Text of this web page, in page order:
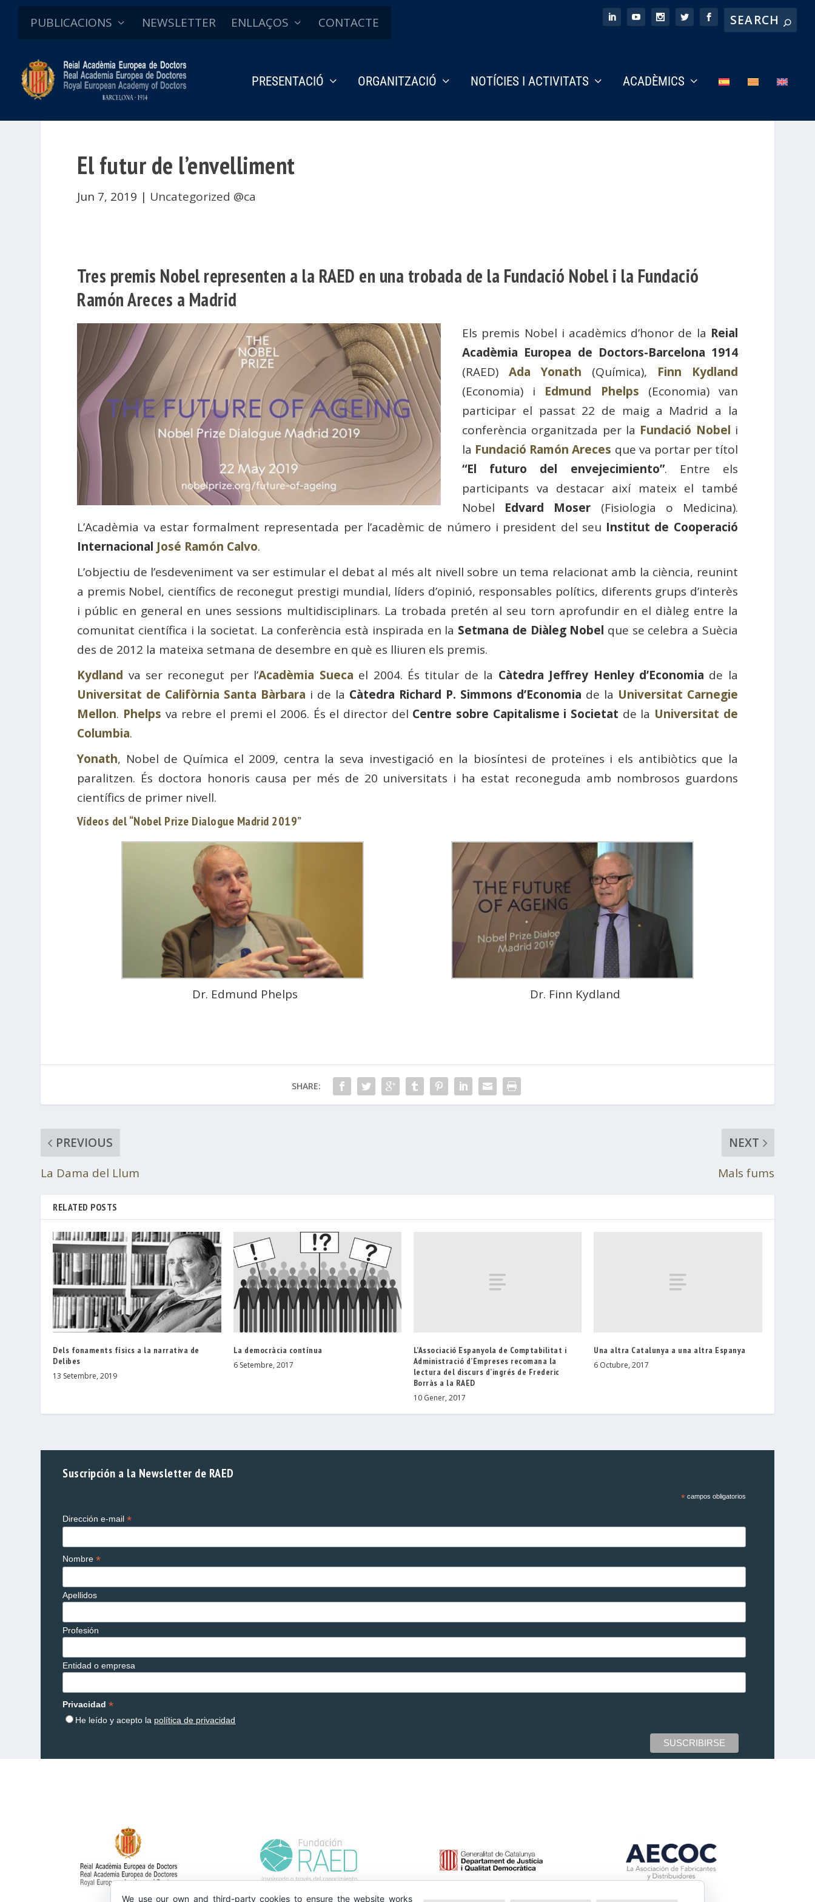
PUBLICACIONS NEWSLETTER ENLLAÇOS CONTACTE
PRESENTACIÓ ORGANITZACIÓ NOTÍCIES I ACTIVITATS ACADÈMICS
El futur de l’envelliment
Jun 7, 2019 | Uncategorized @ca
Tres premis Nobel representen a la RAED en una trobada de la Fundació Nobel i la Fundació
Ramón Areces a Madrid
Els premis Nobel i acadèmics d’honor de la Reial
Acadèmia Europea de Doctors-Barcelona 1914
(RAED)Ada Yonath (Química), Finn Kydland
(Economia) i Edmund Phelps
(Economia) van
participar el passat 22 de maig a Madrid a la
conferència organitzada per la Fundació Nobel i
la Fundació Ramón Areces que va portar per títol
“El futuro del envejecimiento”. Entre els
participants va destacar així mateix el també
Nobel Edvard Moser (Fisiologia o Medicina).
L’Acadèmia va estar formalment representada per l’acadèmic de número i president del seu Institut de Cooperació
Internacional José Ramón Calvo.
L’objectiu de l’esdeveniment va ser estimular el debat al més alt nivell sobre un tema relacionat amb la ciència, reunint
a premis Nobel, científics de reconegut prestigi mundial, líders d’opinió, responsables polítics, diferents grups d’interès
i públic en general en unes sessions multidisciplinars. La trobada pretén al seu torn aprofundir en el diàleg entre la
comunitat científica i la societat. La conferència està inspirada en la Setmana de Diàleg Nobel que se celebra a Suècia
des de 2012 la mateixa setmana de desembre en què es lliuren els premis.
Kydland va ser reconegut per l’Acadèmia Sueca el 2004. És titular de la Càtedra Jeffrey Henley d’Economia de la
Universitat de Califòrnia Santa Bàrbara i de la Càtedra Richard P. Simmons d’Economia de la Universitat Carnegie
Mellon. Phelps va rebre el premi el 2006. És el director del Centre sobre Capitalisme i Societat de la Universitat de
Columbia.
Yonath, Nobel de Química el 2009, centra la seva investigació en la biosíntesi de proteïnes i els antibiòtics que la
paralitzen. És doctora honoris causa per més de 20 universitats i ha estat reconeguda amb nombrosos guardons
científics de primer nivell.
Vídeos del “Nobel Prize Dialogue Madrid 2019”
Dr. Edmund Phelps Dr. Finn Kydland
SHARE:
PREVIOUS
La Dama del Llum
NEXT
Mals fums
RELATED POSTS
Dels fonaments físics a la narrativa de
Delibes
13 Setembre, 2019
La democràcia contínua
6 Setembre, 2017
L’Associació Espanyola de Comptabilitat i
Administració d’Empreses recomana la
lectura del discurs d’ingrés de Frederic
Borràs a la RAED
10 Gener, 2017
Una altra Catalunya a una altra Espanya
6 Octubre, 2017
Suscripción a la Newsletter de RAED
*campos obligatorios
Dirección e-mail*
Nombre*
Apellidos
Profesión
Entidad o empresa
Privacidad*
He leído y acepto la política de privacidad
We use our own and third-party cookies to ensure the website works